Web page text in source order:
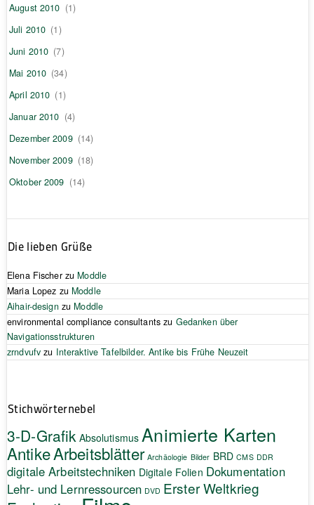
August 2010 (1)
Juli 2010 (1)
Juni 2010 (7)
Mai 2010 (34)
April 2010 (1)
Januar 2010 (4)
Dezember 2009 (14)
November 2009 (18)
Oktober 2009 (14)
Die lieben Grüße
Elena Fischerzu Moddle
Maria Lopez zu Moddle
Aihair-designzu Moddle
environmental compliance consultants zu Gedanken über
Navigationsstrukturen
zrndvufv zu Interaktive Tafelbilder. Antike bis Frühe Neuzeit
Stichwörternebel
3-D-Grafik Absolutismus Animierte Karten
AntikeArbeitsblätter Archäologie Bilder BRD CMS DDR
digitale Arbeitstechniken Digitale Folien Dokumentation
Lehr- und Lernressourcen DVD Erster Weltkrieg